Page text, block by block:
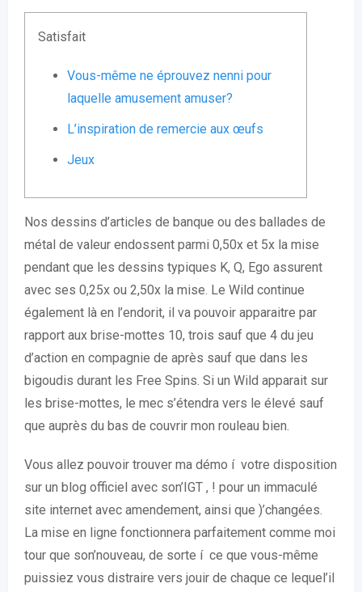
Satisfait
Vous-même ne éprouvez nenni pour
laquelle amusement amuser?
L’inspiration de remercie aux œufs
Jeux
Nos dessins d’articles de banque ou des ballades de
métal de valeur endossent parmi 0,50x et 5x la mise
pendant que les dessins typiques K, Q, Ego assurent
avec ses 0,25x ou 2,50x la mise. Le Wild continue
également là en l’endorit, il va pouvoir apparaitre par
rapport aux brise-mottes 10, trois sauf que 4 du jeu
d’action en compagnie de après sauf que dans les
bigoudis durant les Free Spins. Si un Wild apparait sur
les brise-mottes, le mec s’étendra vers le élevé sauf
que auprès du bas de couvrir mon rouleau bien.
Vous allez pouvoir trouver ma démo í votre disposition
sur un blog officiel avec son’IGT , ! pour un immaculé
site internet avec amendement, ainsi que )’changées.
La mise en ligne fonctionnera parfaitement comme moi
tour que son’nouveau, de sorte í ce que vous-même
puissiez vous distraire vers jouir de chaque ce lequel’il